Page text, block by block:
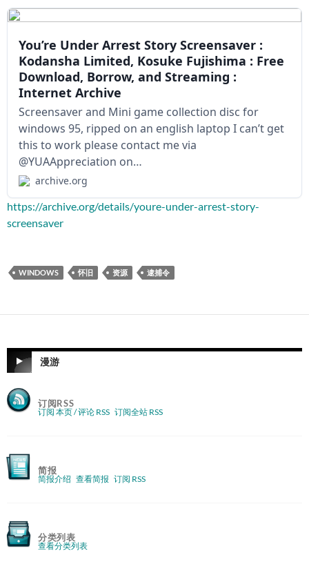
You’re Under Arrest Story Screensaver :
Kodansha Limited, Kosuke Fujishima : Free
Download, Borrow, and Streaming :
Internet Archive
Screensaver and Mini game collection disc for
windows 95, ripped on an english laptop I can’t get
this to work please contact me via
@YUAAppreciation on…
archive.org
https://archive.org/details/youre-under-arrest-story-
screensaver
WINDOWS 怀旧 资源 逮捕令
漫游
订阅RSS
订阅 本页 / 评论 RSS 订阅全站 RSS
简报
简报介绍 查看简报 订阅 RSS
分类列表
查看分类列表